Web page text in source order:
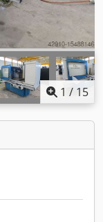
1 / 15